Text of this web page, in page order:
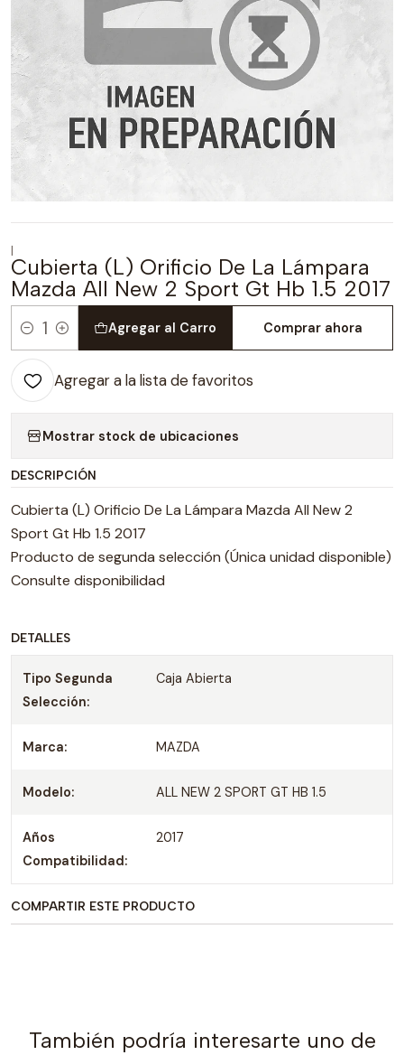
|
Cubierta (L) Orificio De La Lámpara
Mazda All New 2 Sport Gt Hb 1.5 2017
Cantidad
Agregar al Carro Comprar ahora
Agregar a la lista de favoritos
Mostrar stock de ubicaciones
DESCRIPCIÓN
Cubierta (L) Orificio De La Lámpara Mazda All New 2
Sport Gt Hb 1.5 2017
Producto de segunda selección (Única unidad disponible)
Consulte disponibilidad
DETALLES
Tipo Segunda
Selección:
Caja Abierta
Marca: MAZDA
Modelo: ALL NEW 2 SPORT GT HB 1.5
Años
Compatibilidad:
2017
COMPARTIR ESTE PRODUCTO
También podría interesarte uno de